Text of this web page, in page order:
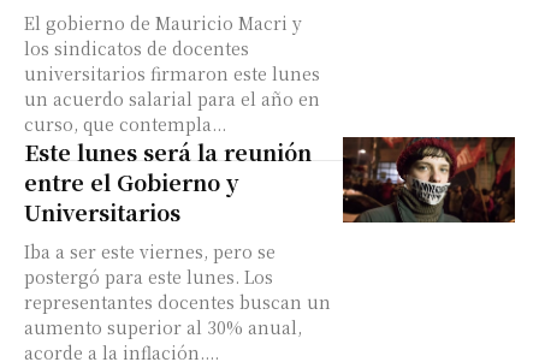
El gobierno de Mauricio Macri y
los sindicatos de docentes
universitarios firmaron este lunes
un acuerdo salarial para el año en
curso, que contempla...
Este lunes será la reunión
entre el Gobierno y
Universitarios
Iba a ser este viernes, pero se
postergó para este lunes. Los
representantes docentes buscan un
aumento superior al 30% anual,
acorde a la inflación....